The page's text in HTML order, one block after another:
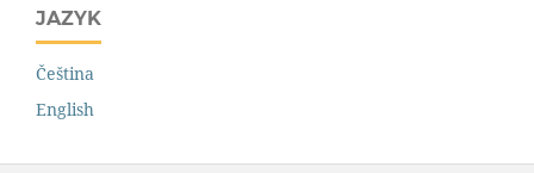
JAZYK
Čeština
English